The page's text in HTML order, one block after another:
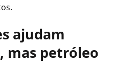
ajudam
mas petróleo